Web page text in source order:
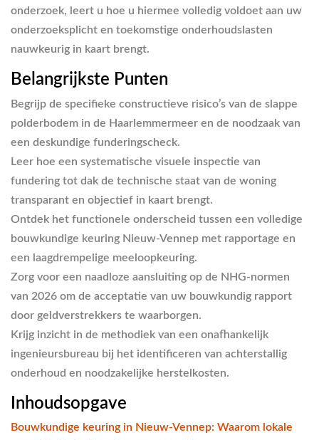
onderzoek, leert u hoe u hiermee volledig voldoet aan uw
onderzoeksplicht en toekomstige onderhoudslasten
nauwkeurig in kaart brengt.
Belangrijkste Punten
Begrijp de specifieke constructieve risico’s van de slappe
polderbodem in de Haarlemmermeer en de noodzaak van
een deskundige funderingscheck.
Leer hoe een systematische visuele inspectie van
fundering tot dak de technische staat van de woning
transparant en objectief in kaart brengt.
Ontdek het functionele onderscheid tussen een volledige
bouwkundige keuring Nieuw-Vennep met rapportage en
een laagdrempelige meeloopkeuring.
Zorg voor een naadloze aansluiting op de NHG-normen
van 2026 om de acceptatie van uw bouwkundig rapport
door geldverstrekkers te waarborgen.
Krijg inzicht in de methodiek van een onafhankelijk
ingenieursbureau bij het identificeren van achterstallig
onderhoud en noodzakelijke herstelkosten.
Inhoudsopgave
Bouwkundige keuring in Nieuw-Vennep: Waarom lokale